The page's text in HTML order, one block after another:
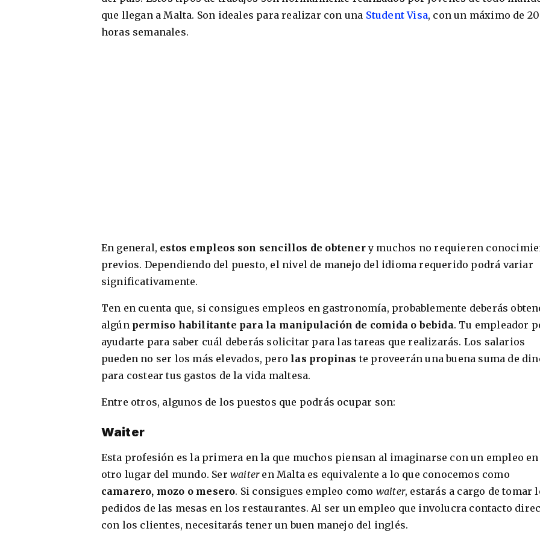
que llegan a Malta. Son ideales para realizar con una Student Visa, con un máximo de 20
horas semanales.
En general, estos empleos son sencillos de obtenery muchos no requieren
previos. Dependiendo del puesto, el nivel de manejo del idioma requerido podrá variar
significativamente.
Ten en cuenta que, si consigues empleos en gastronomía, probablemente deberás
algún permiso habilitante para la manipulación de comida o bebida. Tu empleador
ayudarte para saber cuál deberás solicitar para las tareas que realizarás. Los salarios
pueden no ser los más elevados, pero las propinas te proveerán una buena suma de
para costear tus gastos de la vida maltesa.
Entre otros, algunos de los puestos que podrás ocupar son:
Waiter
Esta profesión es la primera en la que muchos piensan al imaginarse con un empleo en
otro lugar del mundo. Serwaiteren Malta es equivalente a lo que conocemos como
camarero, mozo o mesero. Si consigues empleo como waiter, estarás a cargo de tomar
pedidos de las mesas en los restaurantes. Al ser un empleo que involucra contacto
con los clientes, necesitarás tener un buen manejo del inglés.